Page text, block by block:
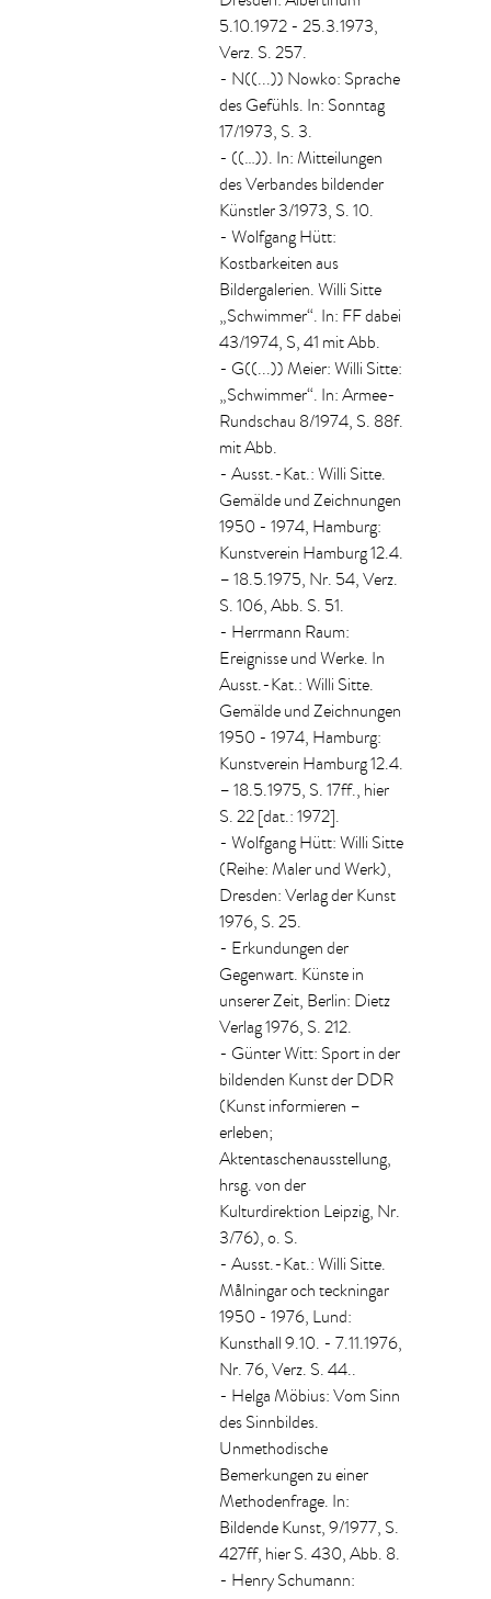
5.10.1972 - 25.3.1973,
Verz. S. 257.
- N((...)) Nowko: Sprache
des Gefühls. In: Sonntag
17/1973, S. 3.
- ((…)). In: Mitteilungen
des Verbandes bildender
Künstler 3/1973, S. 10.
- Wolfgang Hütt:
Kostbarkeiten aus
Bildergalerien. Willi Sitte
„Schwimmer“. In: FF dabei
43/1974, S, 41 mit Abb.
- G((...)) Meier: Willi Sitte:
„Schwimmer“. In: Armee-
Rundschau 8/1974, S. 88f.
mit Abb.
- Ausst.-Kat.: Willi Sitte.
Gemälde und Zeichnungen
1950 - 1974, Hamburg:
Kunstverein Hamburg 12.4.
– 18.5.1975, Nr. 54, Verz.
S. 106, Abb. S. 51.
- Herrmann Raum:
Ereignisse und Werke. In
Ausst.-Kat.: Willi Sitte.
Gemälde und Zeichnungen
1950 - 1974, Hamburg:
Kunstverein Hamburg 12.4.
– 18.5.1975, S. 17ff., hier
S. 22 [dat.: 1972].
- Wolfgang Hütt: Willi Sitte
(Reihe: Maler und Werk),
Dresden: Verlag der Kunst
1976, S. 25.
- Erkundungen der
Gegenwart. Künste in
unserer Zeit, Berlin: Dietz
Verlag 1976, S. 212.
- Günter Witt: Sport in der
bildenden Kunst der DDR
(Kunst informieren –
erleben;
Aktentaschenausstellung,
hrsg. von der
Kulturdirektion Leipzig, Nr.
3/76), o. S.
- Ausst.-Kat.: Willi Sitte.
Målningar och teckningar
1950 - 1976, Lund:
Kunsthall 9.10. - 7.11.1976,
Nr. 76, Verz. S. 44..
- Helga Möbius: Vom Sinn
des Sinnbildes.
Unmethodische
Bemerkungen zu einer
Methodenfrage. In:
Bildende Kunst, 9/1977, S.
427ff, hier S. 430, Abb. 8.
- Henry Schumann: